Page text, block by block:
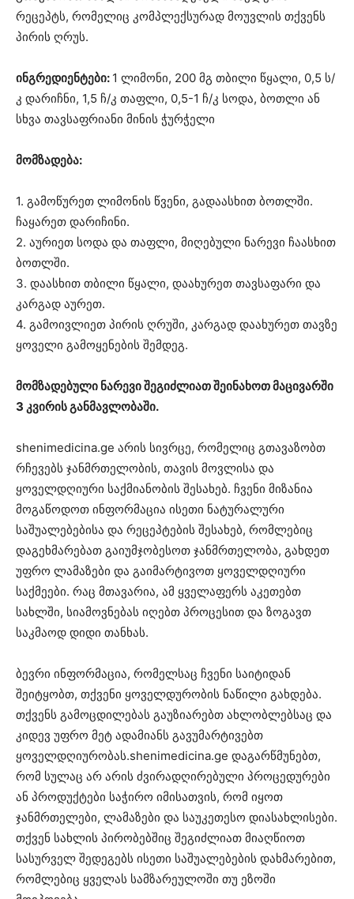
რეცეპტს, რომელიც კომპლექსურად მოუვლის თქვენს
პირის ღრუს.
ინგრედიენტები: 1 ლიმონი, 200 მგ თბილი წყალი, 0,5 ს/
კ დარიჩნი, 1,5 ჩ/კ თაფლი, 0,5-1 ჩ/კ სოდა, ბოთლი ან
სხვა თავსაფრიანი მინის ჭურჭელი
მომზადება:
1. გამოწურეთ ლიმონის წვენი, გადაასხით ბოთლში.
ჩაყარეთ დარიჩინი.
2. აურიეთ სოდა და თაფლი, მიღებული ნარევი ჩაასხით
ბოთლში.
3. დაასხით თბილი წყალი, დაახურეთ თავსაფარი და
კარგად აურეთ.
4. გამოივლიეთ პირის ღრუში, კარგად დაახურეთ თავზე
ყოველი გამოყენების შემდეგ.
მომზადებული ნარევი შეგიძლიათ შეინახოთ მაცივარში
3 კვირის განმავლობაში.
shenimedicina.ge არის სივრცე, რომელიც გთავაზობთ
რჩევებს ჯანმრთელობის, თავის მოვლისა და
ყოველდღიური საქმიანობის შესახებ. ჩვენი მიზანია
მოგაწოდოთ ინფორმაცია ისეთი ნატურალური
საშუალებებისა და რეცეპტების შესახებ, რომლებიც
დაგეხმარებათ გაიუმჯობესოთ ჯანმრთელობა, გახდეთ
უფრო ლამაზები და გაიმარტივოთ ყოველდღიური
საქმეები. რაც მთავარია, ამ ყველაფერს აკეთებთ
სახლში, სიამოვნებას იღებთ პროცესით და ზოგავთ
საკმაოდ დიდი თანხას.
ბევრი ინფორმაცია, რომელსაც ჩვენი საიტიდან
შეიტყობთ, თქვენი ყოველდურობის ნაწილი გახდება.
თქვენს გამოცდილებას გაუზიარებთ ახლობლებსაც და
კიდევ უფრო მეტ ადამიანს გავუმარტივებთ
ყოველდღიურობას.shenimedicina.ge დაგარწმუნებთ,
რომ სულაც არ არის ძვირადღირებული პროცედურები
ან პროდუქტები საჭირო იმისათვის, რომ იყოთ
ჯანმრთელები, ლამაზები და საუკეთესო დიასახლისები.
თქვენ სახლის პირობებშიც შეგიძლიათ მიაღწიოთ
სასურველ შედეგებს ისეთი საშუალებების დახმარებით,
რომლებიც ყველას სამზარეულოში თუ ეზოში